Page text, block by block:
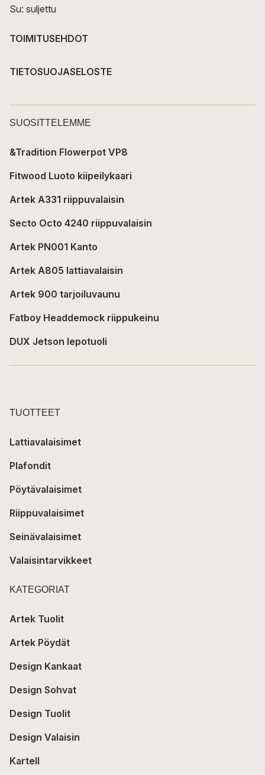
Su: suljettu
TOIMITUSEHDOT
TIETOSUOJASELOSTE
SUOSITTELEMME
&Tradition Flowerpot VP8
Fitwood Luoto kiipeilykaari
Artek A331 riippuvalaisin
Secto Octo 4240 riippuvalaisin
Artek PN001 Kanto
Artek A805 lattiavalaisin
Artek 900 tarjoiluvaunu
Fatboy Headdemock riippukeinu
DUX Jetson lepotuoli
TUOTTEET
Lattiavalaisimet
Plafondit
Pöytävalaisimet
Riippuvalaisimet
Seinävalaisimet
Valaisintarvikkeet
KATEGORIAT
Artek Tuolit
Artek Pöydät
Design Kankaat
Design Sohvat
Design Tuolit
Design Valaisin
Kartell